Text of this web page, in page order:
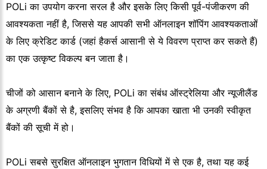
POLi का उपयोग करना सरल है और इसके लिए किसी पूर्व-पंजीकरण की
आवश्यकता नहीं है, जिससे यह आपकी सभी ऑनलाइन शॉपिंग आवश्यकताओं
के लिए क्रेडिट कार्ड (जहां हैकर्स आसानी से ये विवरण प्राप्त कर सकते हैं)
का एक उत्कृष्ट विकल्प बन जाता है।
चीजों को आसान बनाने के लिए, POLi का संबंध ऑस्ट्रेलिया और न्यूजीलैंड
के अग्रणी बैंकों से है, इसलिए संभव है कि आपका खाता भी उनकी स्वीकृत
बैंकों की सूची में हो।
POLi सबसे सुरक्षित ऑनलाइन भुगतान विधियों में से एक है, तथा यह कई